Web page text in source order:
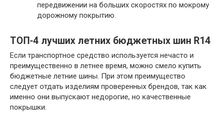
передвижении на больших скоростях по мокрому
дорожному покрытию.
ТОП-4 лучших летних бюджетных шин R14
Если транспортное средство используется нечасто и
преимущественно в летнее время, можно смело купить
бюджетные летние шины. При этом преимущество
следует отдать изделиям проверенных брендов, так как
именно они выпускают недорогие, но качественные
покрышки.